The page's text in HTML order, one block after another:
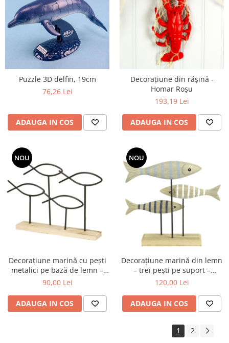
Puzzle 3D delfin, 19cm
76,26 Lei
ADAUGA IN COS
Decorațiune din rășină -
Homar Roșu
193,19 Lei
ADAUGA IN COS
NOU
Decorațiune marină cu pești
metalici pe bază de lemn –
24x4x19 cm
90,00 Lei
ADAUGA IN COS
NOU
Decorațiune marină din lemn
– trei pești pe suport –
20x4x17 cm
120,00 Lei
ADAUGA IN COS
1 2